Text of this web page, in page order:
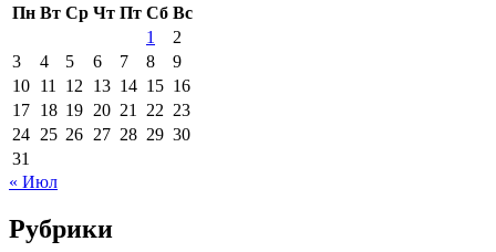
Пн Вт Ср Чт Пт Сб Вс
1
2
3
4 5 6 7 8
9
10 11 12 13 14 15 16
17 18 19 20 21 22 23
24 25 26 27 28 29 30
31
« Июл
Рубрики